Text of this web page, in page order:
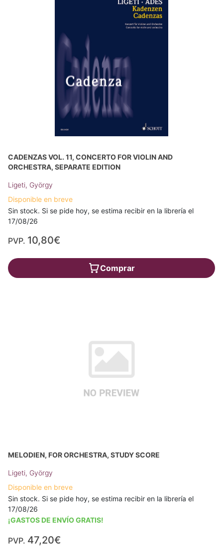
CADENZAS VOL. 11, CONCERTO FOR VIOLIN AND
ORCHESTRA, SEPARATE EDITION
Ligeti, György
Disponible en breve
Sin stock. Si se pide hoy, se estima recibir en la librería el
17/08/26
PVP. 10,80€
Comprar
MELODIEN, FOR ORCHESTRA, STUDY SCORE
Ligeti, György
Disponible en breve
Sin stock. Si se pide hoy, se estima recibir en la librería el
17/08/26
¡GASTOS DE ENVÍO GRATIS!
PVP. 47,20€